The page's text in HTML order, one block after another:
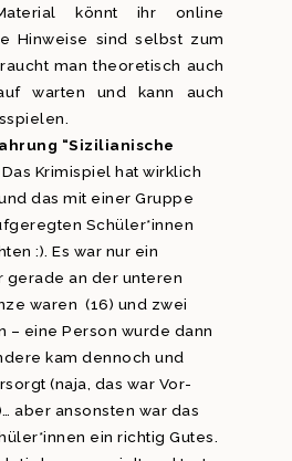
könnt ihr online
Hinweise sind selbst zum
man theoretisch auch
warten und kann auch
“Sizilianische
Das Krimispiel hat wirklich
das mit einer Gruppe
Schüler*innen
:). Es war nur ein
gerade an der unteren
waren (16) und zwei
– eine Person wurde dann
kam dennoch und
(naja, das war Vor-
aber ansonsten war das
ein richtig Gutes.